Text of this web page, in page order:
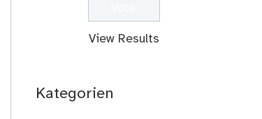
View Results
Kategorien